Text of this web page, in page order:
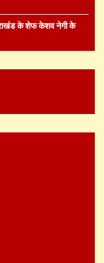
के शेफ केशव नेगी के